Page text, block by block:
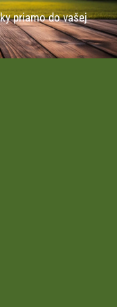
priamo do vašej